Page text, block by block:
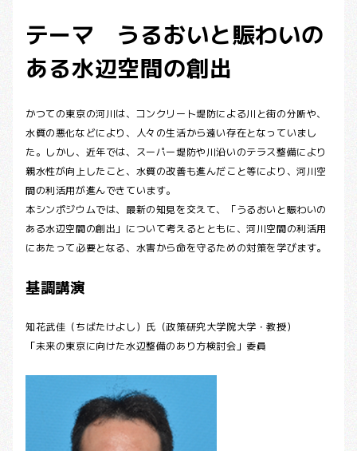
テーマ うるおいと賑わいの
ある水辺空間の創出
かつての東京の河川は、コンクリート堤防による川と街の分断や、
水質の悪化などにより、人々の生活から遠い存在となっていまし
た。しかし、近年では、スーパー堤防や川沿いのテラス整備により
親水性が向上したこと、水質の改善も進んだこと等により、河川空
間の利活用が進んできています。
本シンポジウムでは、最新の知見を交えて、「うるおいと賑わいの
ある水辺空間の創出」について考えるとともに、河川空間の利活用
にあたって必要となる、水害から命を守るための対策を学びます。
基調講演
知花武佳（ちばたけよし）氏（政策研究大学院大学・教授）
「未来の東京に向けた水辺整備のあり方検討会」委員